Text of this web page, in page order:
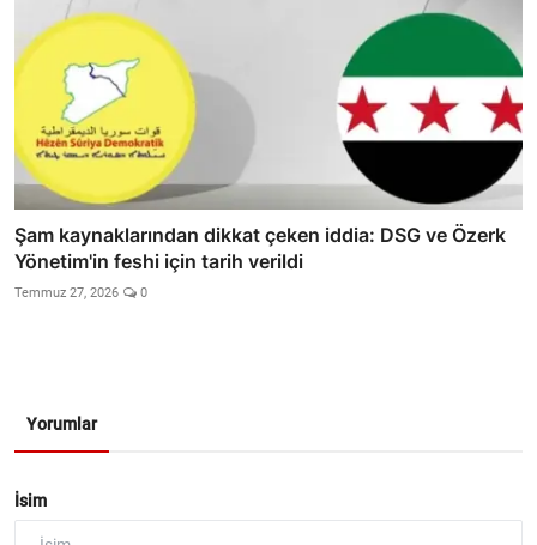
Şam kaynaklarından dikkat çeken iddia: DSG ve Özerk
Yönetim'in feshi için tarih verildi
Temmuz 27, 2026 0
Yorumlar
İsim